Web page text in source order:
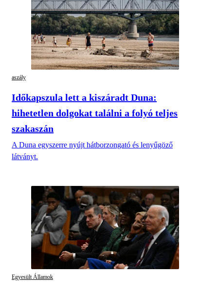
aszály
Időkapszula lett a kiszáradt Duna:
hihetetlen dolgokat találni a folyó teljes
szakaszán
A Duna egyszerre nyújt hátborzongató és lenyűgöző
látványt.
Egyesült Államok